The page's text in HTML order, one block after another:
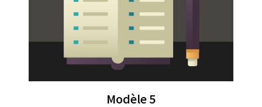
Modèle 5